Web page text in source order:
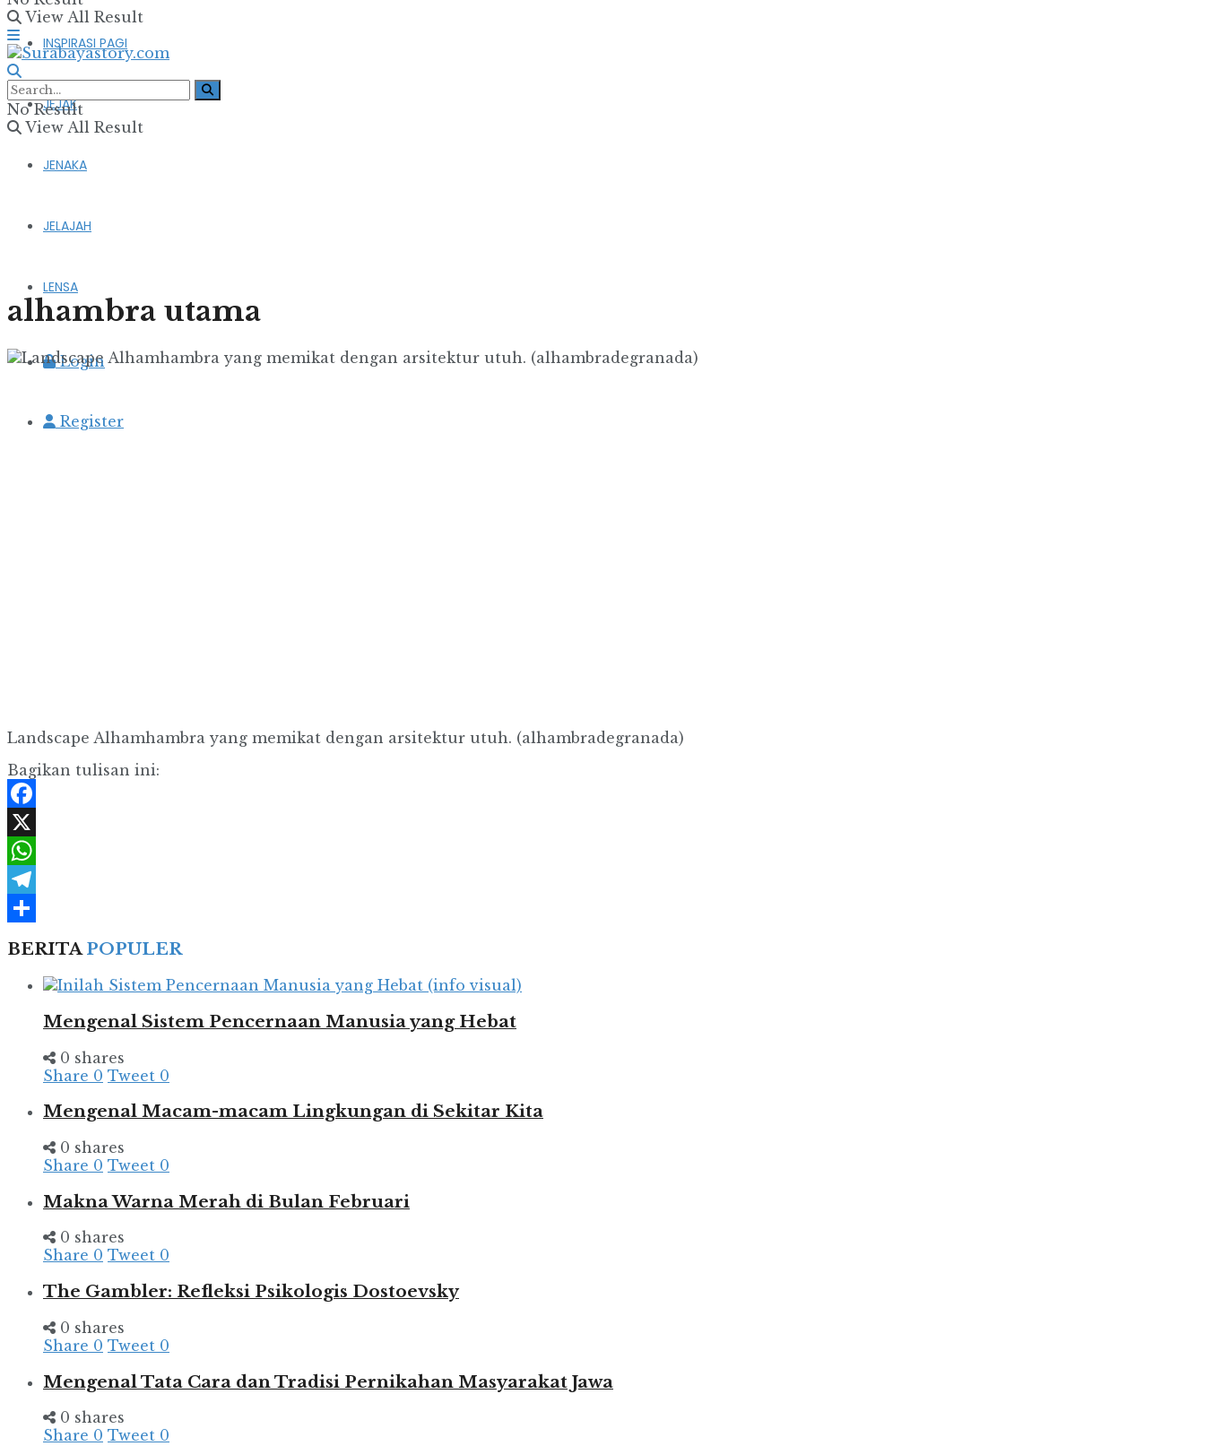
INSPIRASI PAGI
JEJAK
JENAKA
JELAJAH
LENSA
Login
Register
View All Result
No Result
View All Result
alhambra utama
Landscape Alhamhambra yang memikat dengan arsitektur utuh. (alhambradegranada)
Bagikan tulisan ini:
Facebook
X
WhatsApp
Telegram
BERITAPOPULER
Mengenal Sistem Pencernaan Manusia yang Hebat
0 shares
Share 0 Tweet 0
Mengenal Macam-macam Lingkungan di Sekitar Kita
0 shares
Share 0 Tweet 0
Makna Warna Merah di Bulan Februari
0 shares
Share 0 Tweet 0
The Gambler: Refleksi Psikologis Dostoevsky
0 shares
Share 0 Tweet 0
Mengenal Tata Cara dan Tradisi Pernikahan Masyarakat Jawa
0 shares
Share 0 Tweet 0